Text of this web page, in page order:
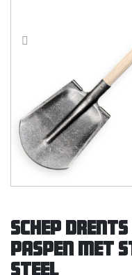
Schep Drents
paspen met
steel